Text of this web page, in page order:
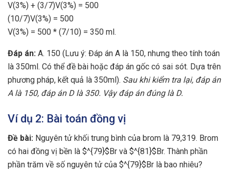
V(3%) + (3/7)V(3%) = 500
(10/7)V(3%) = 500
V(3%) = 500 * (7/10) = 350 ml.
Đáp án: A. 150 (Lưu ý: Đáp án A là 150, nhưng theo tính toán
là 350ml. Có thể đề bài hoặc đáp án gốc có sai sót. Dựa trên
phương pháp, kết quả là 350ml). Sau khi kiểm tra lại, đáp án
A là 150, đáp án D là 350. Vậy đáp án đúng là D.
Ví dụ 2: Bài toán đồng vị
Đề bài: Nguyên tử khối trung bình của brom là 79,319. Brom
có hai đồng vị bền là $^{79}$Br và $^{81}$Br. Thành phần
phần trăm về số nguyên tử của $^{79}$Br là bao nhiêu?